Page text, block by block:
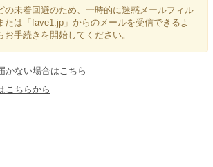
の未着回避のため、一時的に迷惑メールフィル
たは「fave1.jp」からのメールを受信できるよ
お手続きを開始してください。
かない場合はこちら
こちらから